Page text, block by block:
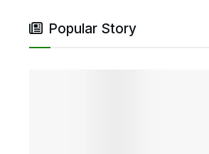
Popular Story